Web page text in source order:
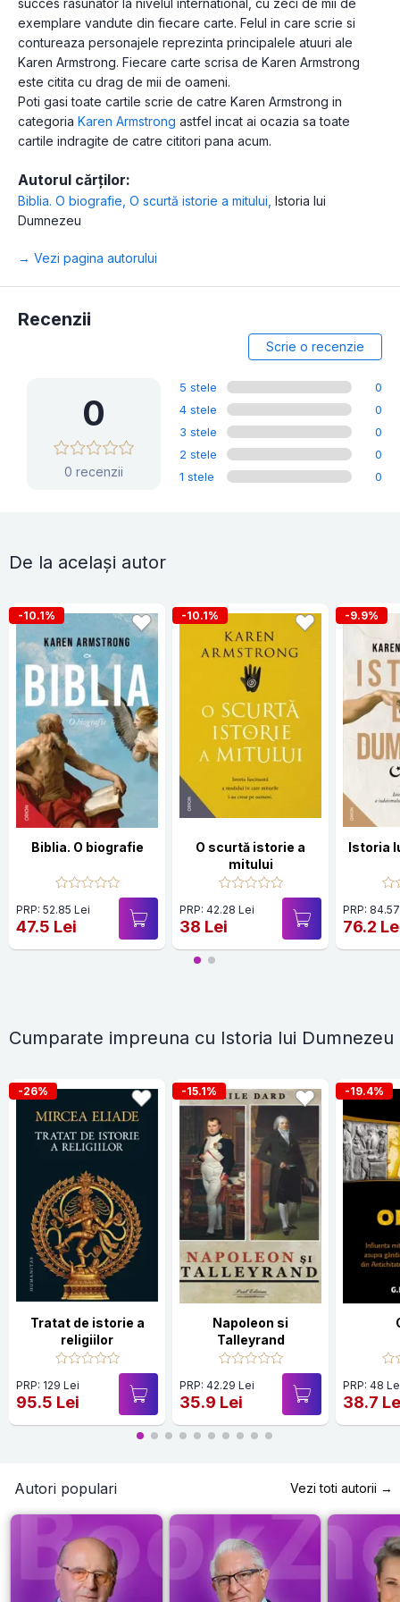
succes rasunator la nivelul international, cu zeci de mii de
exemplare vandute din fiecare carte. Felul in care scrie si
contureaza personajele reprezinta principalele atuuri ale
Karen Armstrong. Fiecare carte scrisa de Karen Armstrong
este citita cu drag de mii de oameni.
Poti gasi toate cartile scrie de catre Karen Armstrong in
categoria Karen Armstrong astfel incat ai ocazia sa toate
cartile indragite de catre cititori pana acum.
Autorul cărților:
Biblia. O biografie O scurtă istorie a mitului Istoria lui
Dumnezeu
→ Vezi pagina autorului
Recenzii
Scrie o recenzie
0
0 recenzii
5 stele
0
4 stele
0
3 stele
0
2 stele
0
1 stele
0
De la același autor
-10.1%
Biblia. O biografie
PRP: 52.85 Lei
47.5 Lei
-10.1%
O scurtă istorie a
mitului
PRP: 42.28 Lei
38 Lei
-9.9%
Istoria
PRP:
76.2
Cumparate impreuna cu Istoria lui Dumnezeu
-26%
Tratat de istorie a
religiilor
PRP: 129 Lei
95.5 Lei
-15.1%
Napoleon si
Talleyrand
PRP: 42.29 Lei
35.9 Lei
-19.4%
PRP: 48
38.7
Autori populari Vezi toti autorii →